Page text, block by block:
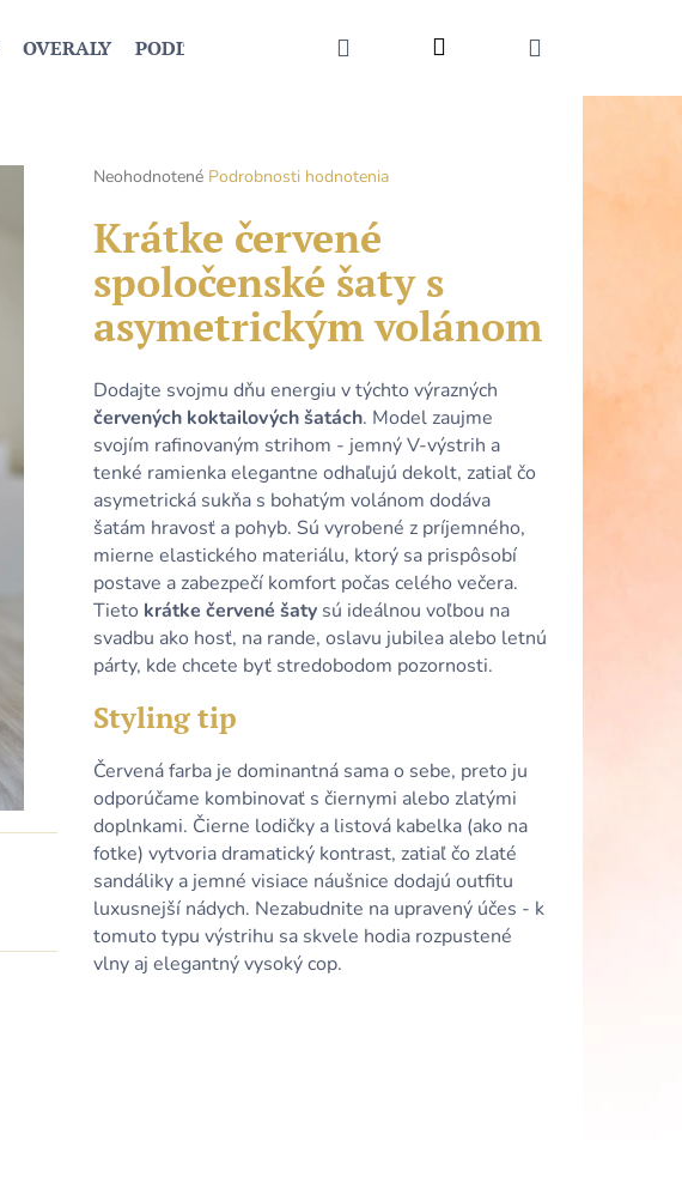
OVERALY PODĽA UDALOSTI MÓDNE DOPLNKY
HĽADAŤPrihlásenie
Priemerné
produktu
je
z
hviezdičiek.
Neohodnotené Podrobnosti hodnotenia
Krátke červené
spoločenské šaty s
asymetrickým volánom
Dodajte svojmu dňu energiu v týchto výrazných
červených koktailových šatách. Model zaujme
svojím rafinovaným strihom - jemný V-výstrih a
tenké ramienka elegantne odhaľujú dekolt, zatiaľ čo
asymetrická sukňa s bohatým volánom dodáva
šatám hravosť a pohyb. Sú vyrobené z príjemného,
mierne elastického materiálu, ktorý sa prispôsobí
postave a zabezpečí komfort počas celého večera.
Tieto krátke červené šaty sú ideálnou voľbou na
svadbu ako hosť, na rande, oslavu jubilea alebo letnú
párty, kde chcete byť stredobodom pozornosti.
Styling tip
Červená farba je dominantná sama o sebe, preto ju
odporúčame kombinovať s čiernymi alebo zlatými
doplnkami. Čierne lodičky a listová kabelka (ako na
fotke) vytvoria dramatický kontrast, zatiaľ čo zlaté
sandáliky a jemné visiace náušnice dodajú outfitu
luxusnejší nádych. Nezabudnite na upravený účes - k
tomuto typu výstrihu sa skvele hodia rozpustené
vlny aj elegantný vysoký cop.
Nasledujúce
KRÁTKE SVETLOMODRÉ VOLÁNOVÉ
ŠATY S DRAPOVANÝM VÝSTRIHOM